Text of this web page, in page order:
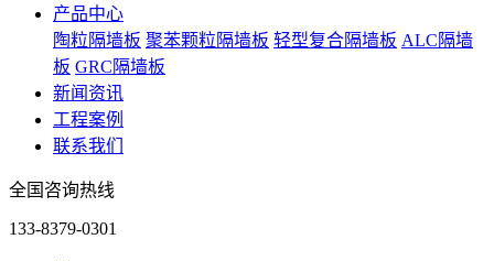
产品中心
陶粒隔墙板 聚苯颗粒隔墙板 轻型复合隔墙板 ALC隔墙
板 GRC隔墙板
新闻资讯
工程案例
联系我们
全国咨询热线
133-8379-0301